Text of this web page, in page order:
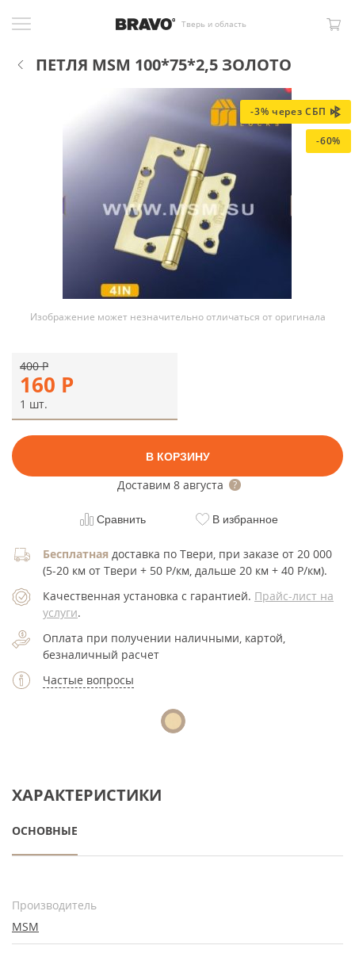
Тверь и область
ПЕТЛЯ MSM 100*75*2,5 ЗОЛОТО
-3% через СБП
-60%
Изображение может незначительно отличаться от оригинала
160 Р
400Р
1 шт.
В КОРЗИНУ
Доставим 8 августа
Сравнить В избранное
Бесплатная доставка по Твери, при заказе от 20 000
(5-20 км от Твери + 50 Р/км, дальше 20 км + 40 Р/км).
Качественная установка с гарантией. Прайс-лист на
услуги.
Оплата при получении наличными, картой,
безналичный расчет
Частые вопросы
ХАРАКТЕРИСТИКИ
ОСНОВНЫЕ
Производитель
MSM